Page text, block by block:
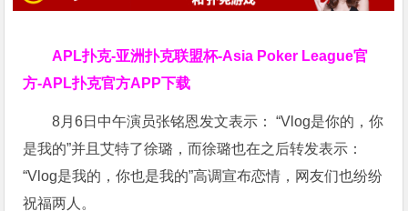
APL扑克-亚洲扑克联盟杯-Asia Poker League官
方-APL扑克官方APP下载
8月6日中午演员张铭恩发文表示： “Vlog是你的，你
是我的”并且艾特了徐璐，而徐璐也在之后转发表示：
“Vlog是我的，你也是我的”高调宣布恋情，网友们也纷纷
祝福两人。